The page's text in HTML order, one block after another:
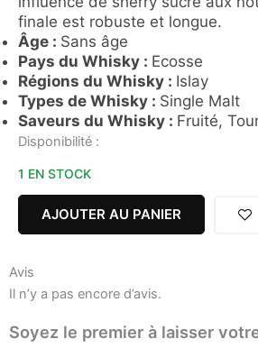
finale est robuste et longue.
Âge : Sans âge
Pays du Whisky : Ecosse
Régions du Whisky : Islay
Types de Whisky : Single Malt
Saveurs du Whisky : Fruité,
Disponibilité :
1 EN STOCK
quantité
WHISKY
BUNNAHABHAIN
46,3%
ECOSSE
70CL
AJOUTER AU PANIER
Avis
Il n’y a pas encore d’avis.
Soyez le premier à laisser